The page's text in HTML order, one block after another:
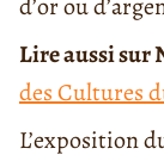
d’or ou
Lire aussi sur
des Cultures
L’exposition